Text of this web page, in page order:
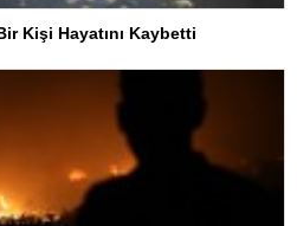
Kişi Hayatını Kaybetti